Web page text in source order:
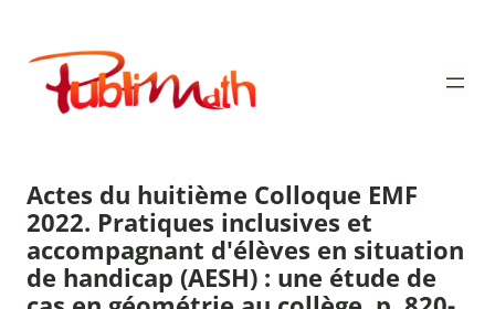
contenu
Publimath
Actes du huitième Colloque EMF
2022. Pratiques inclusives et
accompagnant d'élèves en situation
de handicap (AESH) : une étude de